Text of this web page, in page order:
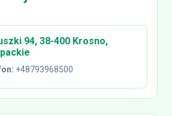
94, 38-400 Krosno,
+48793968500